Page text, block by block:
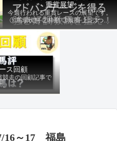
重賞展望
今週行われる重賞レースの展望です。
①馬場状態 ②枠順 ③展開 上記3つの
ファクターから有利にレースを運べる
馬を導き、追い切りの動きを加味して
最終評価を下します。
ス回顧
競走の回顧記事で
。
16～17 福島